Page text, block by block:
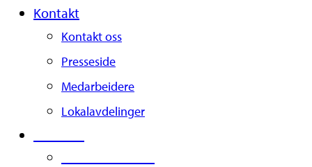
Kontakt
Kontakt oss
Presseside
Medarbeidere
Lokalavdelinger